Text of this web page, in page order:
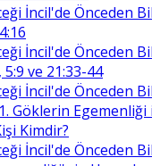
İncil'de Önceden
İncil'de Önceden
ve 21:33-44
İncil'de Önceden
Göklerin
Kimdir?
İncil'de Önceden